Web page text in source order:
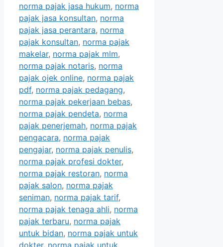
norma pajak jasa hukum, norma
pajak jasa konsultan, norma
pajak jasa perantara, norma
pajak konsultan, norma pajak
makelar, norma pajak mlm,
norma pajak notaris, norma
pajak ojek online, norma pajak
pdf, norma pajak pedagang,
norma pajak pekerjaan bebas,
norma pajak pendeta, norma
pajak penerjemah, norma pajak
pengacara, norma pajak
pengajar, norma pajak penulis,
norma pajak profesi dokter,
norma pajak restoran, norma
pajak salon, norma pajak
seniman, norma pajak tarif,
norma pajak tenaga ahli, norma
pajak terbaru, norma pajak
untuk bidan, norma pajak untuk